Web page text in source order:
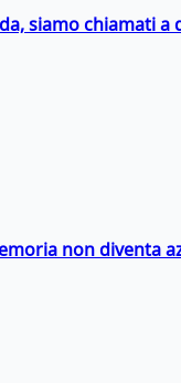
siamo chiamati a
non diventa